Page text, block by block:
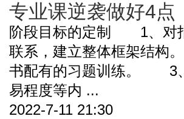
专业课逆袭做好4点
阶段目标的定制 1、对
联系，建立整体框架结
书配有的习题训练。 3、
易程度等内 ...
2022-7-11 21:30